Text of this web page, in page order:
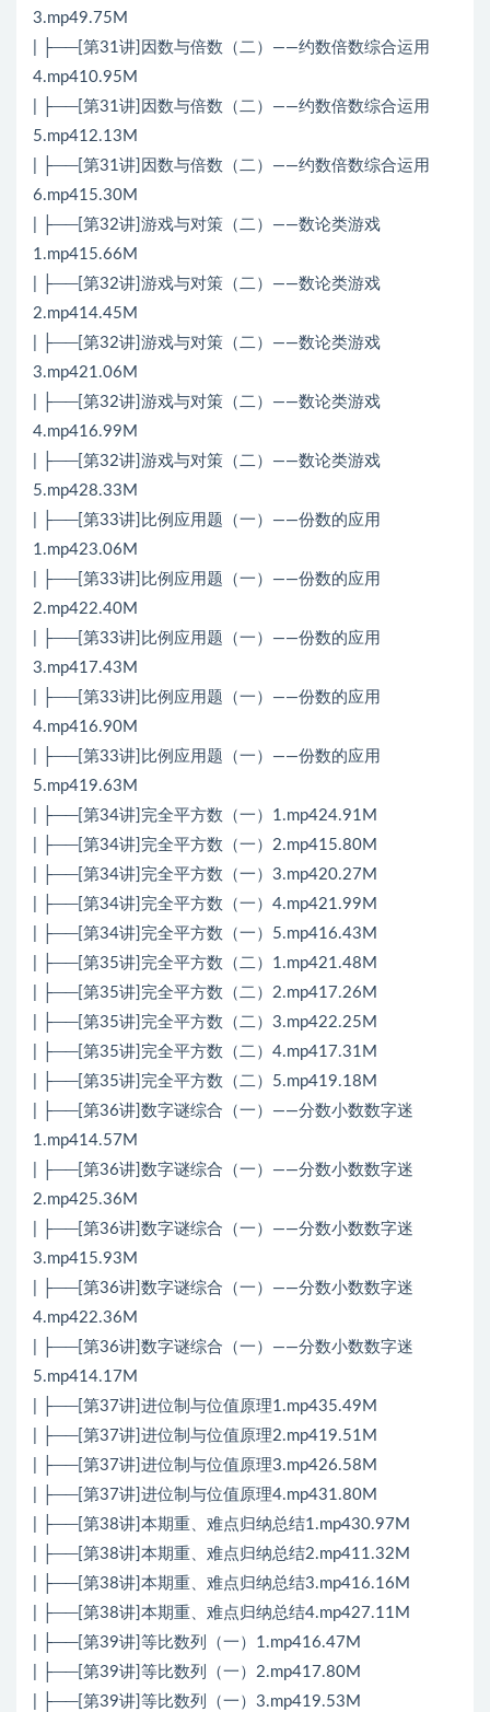
3.mp49.75M
| ├──[第31讲]因数与倍数（二）——约数倍数综合运用
4.mp410.95M
| ├──[第31讲]因数与倍数（二）——约数倍数综合运用
5.mp412.13M
| ├──[第31讲]因数与倍数（二）——约数倍数综合运用
6.mp415.30M
| ├──[第32讲]游戏与对策（二）——数论类游戏
1.mp415.66M
| ├──[第32讲]游戏与对策（二）——数论类游戏
2.mp414.45M
| ├──[第32讲]游戏与对策（二）——数论类游戏
3.mp421.06M
| ├──[第32讲]游戏与对策（二）——数论类游戏
4.mp416.99M
| ├──[第32讲]游戏与对策（二）——数论类游戏
5.mp428.33M
| ├──[第33讲]比例应用题（一）——份数的应用
1.mp423.06M
| ├──[第33讲]比例应用题（一）——份数的应用
2.mp422.40M
| ├──[第33讲]比例应用题（一）——份数的应用
3.mp417.43M
| ├──[第33讲]比例应用题（一）——份数的应用
4.mp416.90M
| ├──[第33讲]比例应用题（一）——份数的应用
5.mp419.63M
| ├──[第34讲]完全平方数（一）1.mp424.91M
| ├──[第34讲]完全平方数（一）2.mp415.80M
| ├──[第34讲]完全平方数（一）3.mp420.27M
| ├──[第34讲]完全平方数（一）4.mp421.99M
| ├──[第34讲]完全平方数（一）5.mp416.43M
| ├──[第35讲]完全平方数（二）1.mp421.48M
| ├──[第35讲]完全平方数（二）2.mp417.26M
| ├──[第35讲]完全平方数（二）3.mp422.25M
| ├──[第35讲]完全平方数（二）4.mp417.31M
| ├──[第35讲]完全平方数（二）5.mp419.18M
| ├──[第36讲]数字谜综合（一）——分数小数数字迷
1.mp414.57M
| ├──[第36讲]数字谜综合（一）——分数小数数字迷
2.mp425.36M
| ├──[第36讲]数字谜综合（一）——分数小数数字迷
3.mp415.93M
| ├──[第36讲]数字谜综合（一）——分数小数数字迷
4.mp422.36M
| ├──[第36讲]数字谜综合（一）——分数小数数字迷
5.mp414.17M
| ├──[第37讲]进位制与位值原理1.mp435.49M
| ├──[第37讲]进位制与位值原理2.mp419.51M
| ├──[第37讲]进位制与位值原理3.mp426.58M
| ├──[第37讲]进位制与位值原理4.mp431.80M
| ├──[第38讲]本期重、难点归纳总结1.mp430.97M
| ├──[第38讲]本期重、难点归纳总结2.mp411.32M
| ├──[第38讲]本期重、难点归纳总结3.mp416.16M
| ├──[第38讲]本期重、难点归纳总结4.mp427.11M
| ├──[第39讲]等比数列（一）1.mp416.47M
| ├──[第39讲]等比数列（一）2.mp417.80M
| ├──[第39讲]等比数列（一）3.mp419.53M